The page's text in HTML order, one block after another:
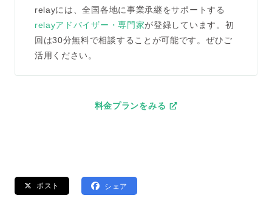
relayには、全国各地に事業承継をサポートする
relayアドバイザー・専門家が登録しています。初
回は30分無料で相談することが可能です。ぜひご
活用ください。
料金プランをみる
ポスト シェア